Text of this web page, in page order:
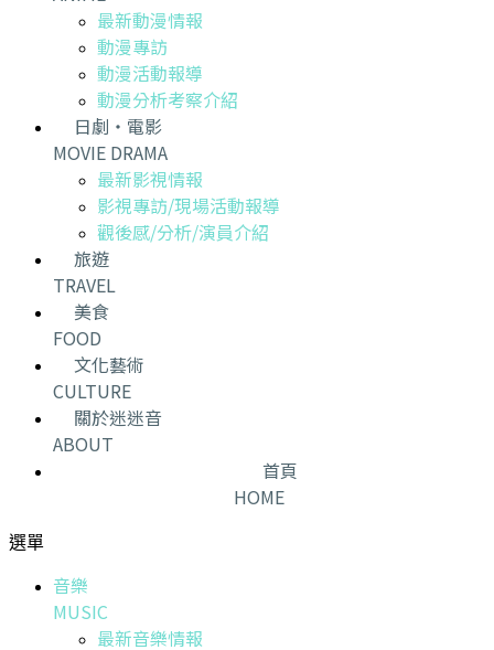
最新動漫情報
動漫專訪
動漫活動報導
動漫分析考察介紹
日劇・電影
MOVIE DRAMA
最新影視情報
影視專訪/現場活動報導
觀後感/分析/演員介紹
旅遊
TRAVEL
美食
FOOD
文化藝術
CULTURE
關於迷迷音
ABOUT
首頁
HOME
選單
音樂
MUSIC
最新音樂情報